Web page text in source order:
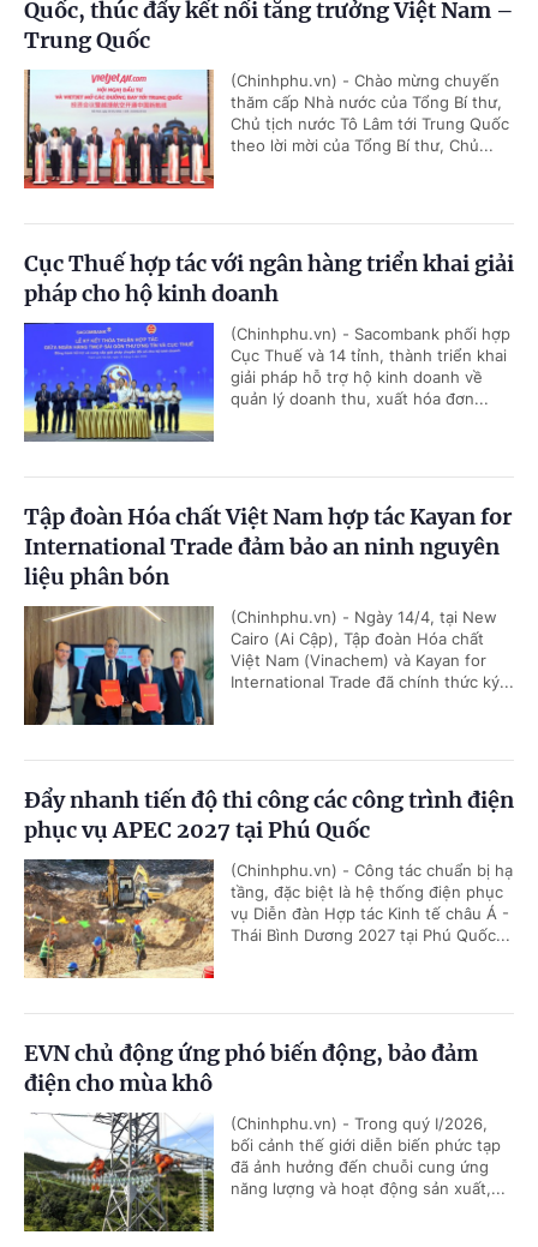
Quốc, thúc đẩy kết nối tăng trưởng Việt Nam –
Trung Quốc
(Chinhphu.vn) - Chào mừng chuyến
thăm cấp Nhà nước của Tổng Bí thư,
Chủ tịch nước Tô Lâm tới Trung Quốc
theo lời mời của Tổng Bí thư, Chủ...
Cục Thuế hợp tác với ngân hàng triển khai giải
pháp cho hộ kinh doanh
(Chinhphu.vn) - Sacombank phối hợp
Cục Thuế và 14 tỉnh, thành triển khai
giải pháp hỗ trợ hộ kinh doanh về
quản lý doanh thu, xuất hóa đơn...
Tập đoàn Hóa chất Việt Nam hợp tác Kayan for
International Trade đảm bảo an ninh nguyên
liệu phân bón
(Chinhphu.vn) - Ngày 14/4, tại New
Cairo (Ai Cập), Tập đoàn Hóa chất
Việt Nam (Vinachem) và Kayan for
International Trade đã chính thức ký...
Đẩy nhanh tiến độ thi công các công trình điện
phục vụ APEC 2027 tại Phú Quốc
(Chinhphu.vn) - Công tác chuẩn bị hạ
tầng, đặc biệt là hệ thống điện phục
vụ Diễn đàn Hợp tác Kinh tế châu Á -
Thái Bình Dương 2027 tại Phú Quốc...
EVN chủ động ứng phó biến động, bảo đảm
điện cho mùa khô
(Chinhphu.vn) - Trong quý I/2026,
bối cảnh thế giới diễn biến phức tạp
đã ảnh hưởng đến chuỗi cung ứng
năng lượng và hoạt động sản xuất,...